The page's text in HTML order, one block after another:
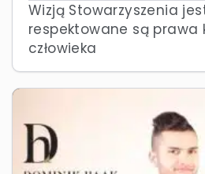
Wizją Stowarzyszenia
respektowane są prawa
człowieka